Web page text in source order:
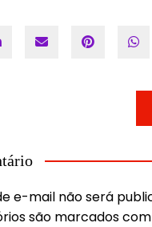
e-mail não será
são marcados com